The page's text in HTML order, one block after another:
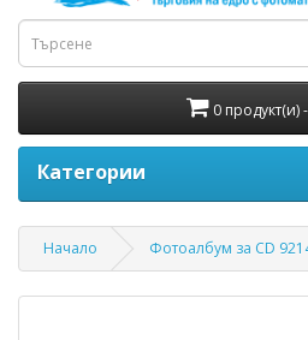
Категории
Начало Фотоалбум за CD